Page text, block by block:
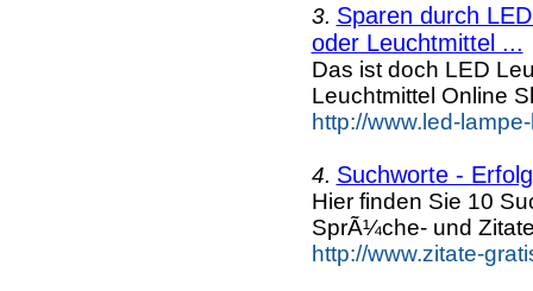
3. Sparen durch
oder Leuchtmittel ...
Das ist doch LED
Leuchtmittel Online
http://www.led-
4. Suchworte -
Hier finden Sie 10
SprÃ¼che- und
http://www.zitate-